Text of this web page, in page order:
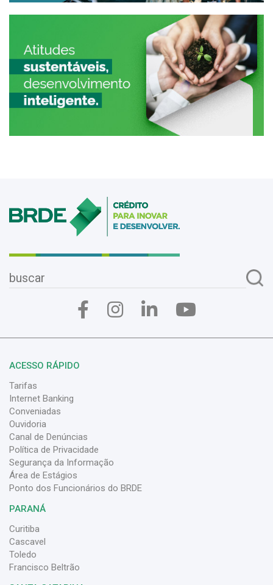
ACESSO RÁPIDO
Tarifas
Internet Banking
Conveniadas
Ouvidoria
Canal de Denúncias
Política de Privacidade
Segurança da Informação
Área de Estágios
Ponto dos Funcionários do BRDE
PARANÁ
Curitiba
Cascavel
Toledo
Francisco Beltrão